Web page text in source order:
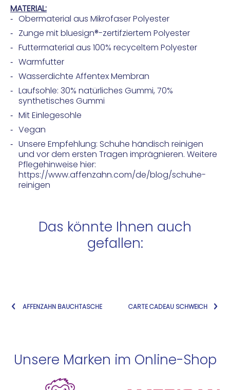
MATERIAL:
Obermaterial aus Mikrofaser Polyester
Zunge mit bluesign®-zertifziertem Polyester
Futtermaterial aus 100% recyceltem Polyester
Warmfutter
Wasserdichte Affentex Membran
Laufsohle: 30% natürliches Gummi, 70%
synthetisches Gummi
Mit Einlegesohle
Vegan
Unsere Empfehlung: Schuhe händisch reinigen
und vor dem ersten Tragen imprägnieren. Weitere
Pflegehinweise hier:
https://www.affenzahn.com/de/blog/schuhe-
reinigen
Das könnte Ihnen auch
gefallen:
AFFENZAHN BAUCHTASCHE CARTE CADEAU SCHWEICH
Unsere Marken im Online-Shop